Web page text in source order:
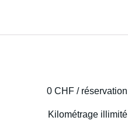
0 CHF / réservation
Kilométrage illimité